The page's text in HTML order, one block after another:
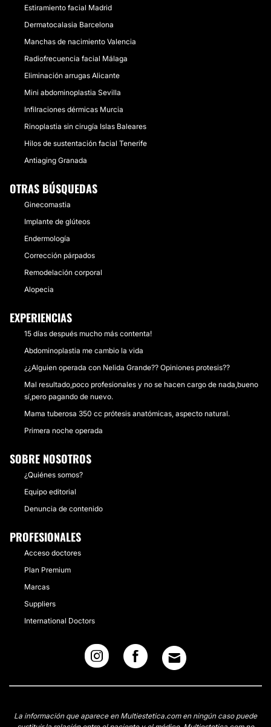
Estiramiento facial Madrid
Dermatocalasia Barcelona
Manchas de nacimiento Valencia
Radiofrecuencia facial Málaga
Eliminación arrugas Alicante
Mini abdominoplastia Sevilla
Infilraciones dérmicas Murcia
Rinoplastia sin cirugía Islas Baleares
Hilos de sustentación facial Tenerife
Antiaging Granada
OTRAS BÚSQUEDAS
Ginecomastia
Implante de glúteos
Endermología
Corrección párpados
Remodelación corporal
Alopecia
EXPERIENCIAS
15 días después mucho más contenta!
Abdominoplastia me cambio la vida
¿¿Alguien operada con Nelida Grande?? Opiniones protesis??
Mal resultado,poco profesionales y no se hacen cargo de nada,bueno
sí,pero pagando de nuevo.
Mama tuberosa 350 cc prótesis anatómicas, aspecto natural.
Primera noche operada
SOBRE NOSOTROS
¿Quiénes somos?
Equipo editorial
Denuncia de contenido
PROFESIONALES
Acceso doctores
Plan Premium
Marcas
Suppliers
International Doctors
La información que aparece en Multiestetica.com en ningún caso puede